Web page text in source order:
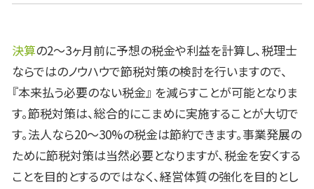
決算の2～3ヶ月前に予想の税金や利益を計算し、税理士
ならではのノウハウで節税対策の検討を行いますので、
『本来払う必要のない税金』 を減らすことが可能となりま
す。節税対策は、総合的にこまめに実施することが大切で
す。法人なら20～30%の税金は節約できます。事業発展の
ために節税対策は当然必要となりますが、税金を安くする
ことを目的とするのではなく、経営体質の強化を目的とし